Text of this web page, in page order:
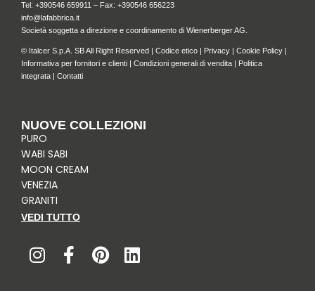
Tel: +390546 659911 – Fax: +390546 656223
info@lafabbrica.it
Società soggetta a direzione e coordinamento di Wienerberger AG.
© Italcer S.p.A. SB All Right Reserved | Codice etico | Privacy | Cookie Policy |
Informativa per fornitori e clienti | Condizioni generali di vendita | Politica
integrata | Contatti
NUOVE COLLEZIONI
PURO
WABI SABI
MOON CREAM
VENEZIA
GRANITI
VEDI TUTTO
n
s
a
c
i
n
i
n